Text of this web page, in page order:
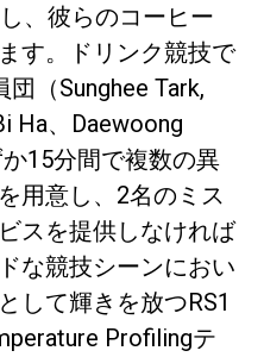
、彼らのコーヒー
す。ドリンク競技で
（Sunghee Tark,
Ha、Daewoong
15分間で複数の異
用意し、2名のミス
スを提供しなければ
な競技シーンにおい
して輝きを放つRS1
Profilingテ